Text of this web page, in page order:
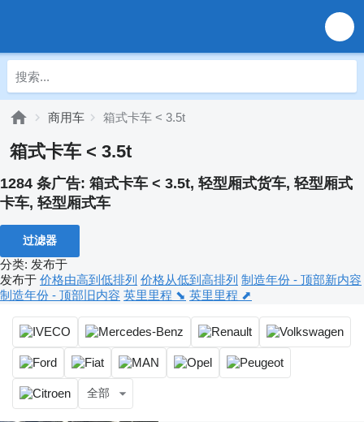
商用车 箱式卡车 < 3.5t
箱式卡车 < 3.5t
1284 条广告: 箱式卡车 < 3.5t, 轻型厢式货车, 轻型厢式
卡车, 轻型厢式车
过滤器
分类: 发布于
发布于 价格由高到低排列 价格从低到高排列 制造年份 - 顶部新内容
制造年份 - 顶部旧内容 英里里程 ⬊ 英里里程 ⬈
全部